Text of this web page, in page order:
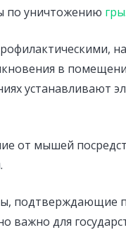
по уничтожению
в
устанавливают
от мышей
подтверждающие
важно для